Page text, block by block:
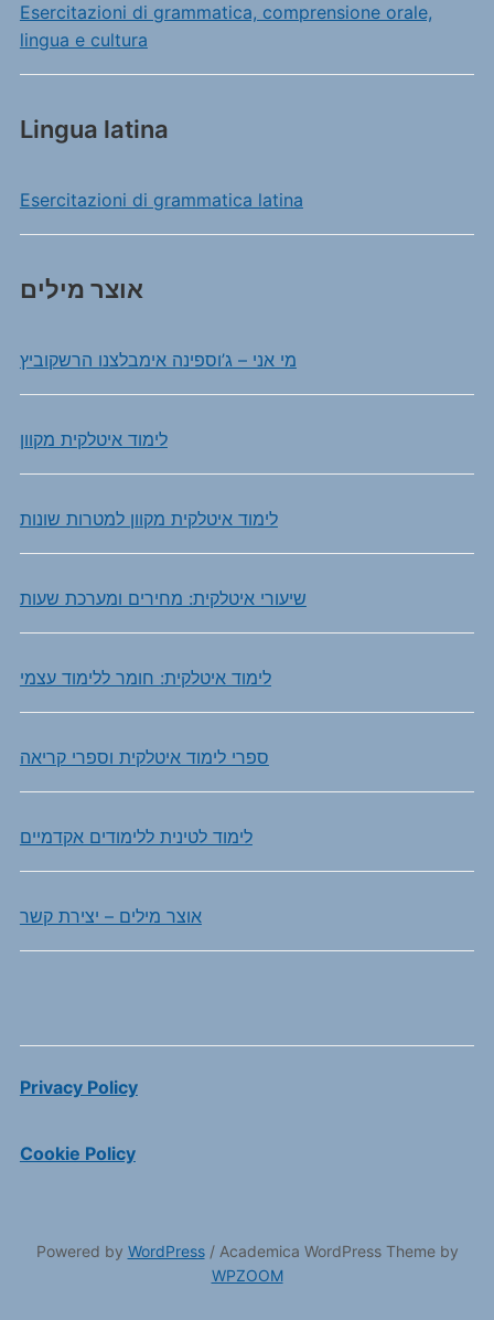
Esercitazioni di grammatica, comprensione orale,
lingua e cultura
Lingua latina
Esercitazioni di grammatica latina
אוצר מילים
מי אני – ג’וספינה אימבלצנו הרשקוביץ
לימוד איטלקית מקוון
לימוד איטלקית מקוון למטרות שונות
שיעורי איטלקית: מחירים ומערכת שעות
לימוד איטלקית: חומר ללימוד עצמי
ספרי לימוד איטלקית וספרי קריאה
לימוד לטינית ללימודים אקדמיים
אוצר מילים – יצירת קשר
Privacy Policy
Cookie Policy
Powered by WordPress/ Academica WordPress Theme by
WPZOOM